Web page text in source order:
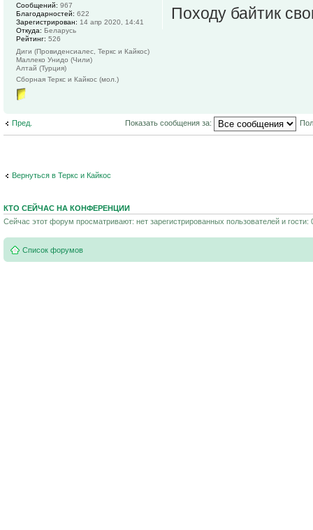
Походу байтик
Сообщений: 967
Благодарностей: 622
Зарегистрирован: 14 апр 2020, 14:41
Откуда: Беларусь
Рейтинг: 526
Диги (Провиденсиалес, Теркс и Кайкос)
Маллеко Унидо (Чили)
Алтай (Турция)
Сборная Теркс и Кайкос (мол.)
Пред. Показать сообщения за:
Вернуться в Теркс и Кайкос
КТО СЕЙЧАС НА КОНФЕРЕНЦИИ
Сейчас этот форум просматривают: нет зарегистрированных пользователей и гости:
Список форумов